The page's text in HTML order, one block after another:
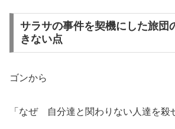
サラサの事件を契機にした旅団
きない点
ゴンから
「なぜ 自分達と関わりない人達を殺